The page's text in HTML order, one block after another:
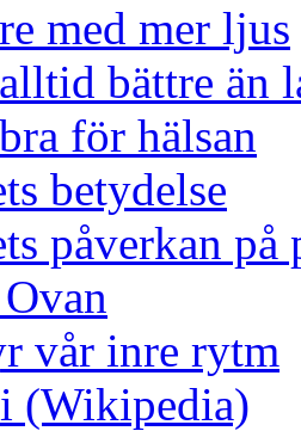
med mer ljus
bättre än
för hälsan
betydelse
påverkan på
vår inre rytm
(Wikipedia)